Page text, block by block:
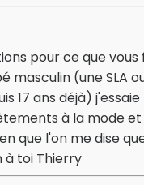
pour ce que vous
masculin (une SLA
17 ans déjà)
à la mode et
que l'on me dise
à toi Thierry